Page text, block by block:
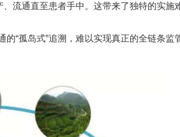
流通直至患者手中。这带来了独特的实施
的“孤岛式”追溯，难以实现真正的全链条监